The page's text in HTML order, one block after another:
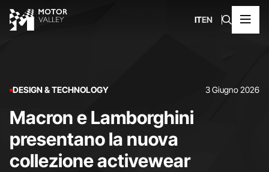
ITEN
DESIGN & TECHNOLOGY 3 Giugno 2026
Macron e Lamborghini
presentano la nuova
collezione activewear